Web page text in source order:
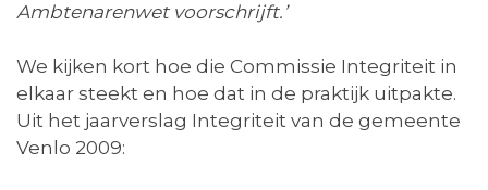
Ambtenarenwet voorschrijft.’
We kijken kort hoe die Commissie Integriteit in
elkaar steekt en hoe dat in de praktijk uitpakte.
Uit het jaarverslag Integriteit van de gemeente
Venlo 2009: